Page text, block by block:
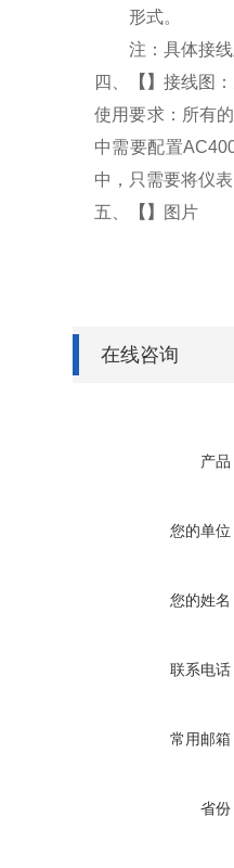
形式。
注：具体接
四、
【 】 接线图
使用要求：所有
中需要配置
中，只需要将仪
五、
【 】 图片
在线咨询
产品
您的单位
您的姓名
联系电话
常用邮箱
省份